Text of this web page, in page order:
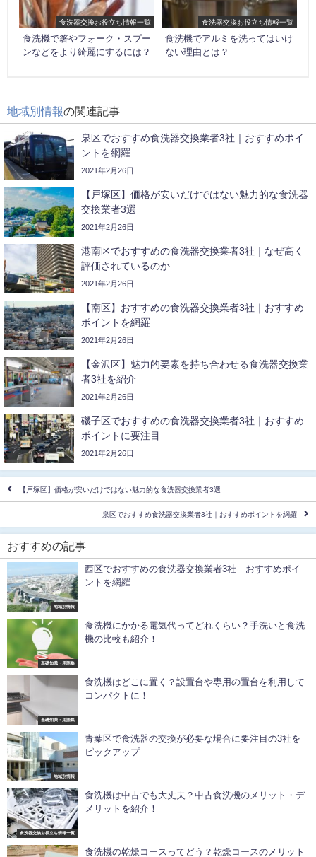
食洗器交換お役立ち情報一覧
食洗機で箸やフォーク・スプー
ンなどをより綺麗にするには？
食洗器交換お役立ち情報一覧
食洗機でアルミを洗ってはいけ
ない理由とは？
地域別情報の関連記事
泉区でおすすめ食洗器交換業者3社｜おすすめポイ
ントを網羅
2021年2月26日
【戸塚区】価格が安いだけではない魅力的な食洗器
交換業者3選
2021年2月26日
港南区でおすすめの食洗器交換業者3社｜なぜ高く
評価されているのか
2021年2月26日
【南区】おすすめの食洗器交換業者3社｜おすすめ
ポイントを網羅
2021年2月26日
【金沢区】魅力的要素を持ち合わせる食洗器交換業
者3社を紹介
2021年2月26日
磯子区でおすすめの食洗器交換業者3社｜おすすめ
ポイントに要注目
2021年2月26日
【戸塚区】価格が安いだけではない魅力的な食洗器交換業者3選
泉区でおすすめ食洗器交換業者3社｜おすすめポイントを網羅
おすすめの記事
地域別情報
西区でおすすめの食洗器交換業者3社｜おすすめポイ
ントを網羅
基礎知識・用語集
食洗機にかかる電気代ってどれくらい？手洗いと食洗
機の比較も紹介！
基礎知識・用語集
食洗機はどこに置く？設置台や専用の置台を利用して
コンパクトに！
地域別情報
青葉区で食洗器の交換が必要な場合に要注目の3社を
ピックアップ
食洗器交換お役立ち情報一覧
食洗機は中古でも大丈夫？中古食洗機のメリット・デ
メリットを紹介！
食洗機の乾燥コースってどう？乾燥コースのメリット